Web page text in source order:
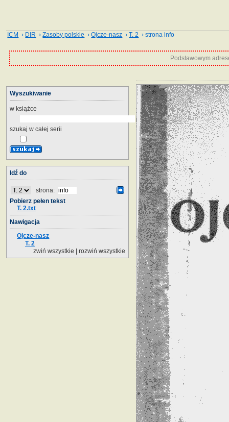
ICM › DIR ›Zasoby polskie ›Ojcze-nasz ›T. 2 › strona info
Podstawowym
Wyszukiwanie
w książce
szukaj w całej serii
Idź do
strona:
Pobierz pełen tekst
T. 2.txt
Nawigacja
Ojcze-nasz
T. 2
zwiń wszystkie
rozwiń wszystkie